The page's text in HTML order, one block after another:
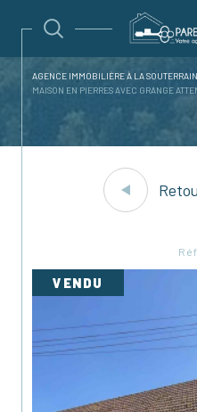
AGENCE IMMOBILIÈRE À LA
MAISON EN PIERRES AVEC GRANGE
VENDU